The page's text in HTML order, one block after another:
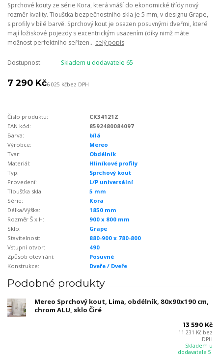
Sprchové kouty ze série Kora, která vnáší do ekonomické třídy nový
rozměr kvality. Tloušťka bezpečnostního skla je 5 mm, v designu Grape,
s profily v bílé barvě. Sprchový kout je osazen posuvnými dveřmi, které
mají ložiskové pojezdy s excentrickým usazením (díky nimž máte
možnost perfektního seřízen... celý popis
Dostupnost Skladem u dodavatele 65
7 290 Kč6 025 Kčbez DPH
Číslo produktu:
CK34121Z
EAN kód:
8592480084097
Barva:
bílá
Výrobce:
Mereo
Tvar:
Obdélník
Materiál:
Hliníkové profily
Typ:
Sprchový kout
Provedení:
L/P universální
Tloušťka skla:
5 mm
Série:
Kora
Délka/Výška:
1850 mm
Rozměr Š x H:
900 x 800 mm
Sklo:
Grape
Stavitelnost:
880-900 x 780-800
Vstupní otvor:
490
Způsob otevírání:
Posuvné
Konstrukce:
Dveře / Dveře
Podobné produkty
Mereo Sprchový kout, Lima, obdélník, 80x90x190 cm,
chrom ALU, sklo Čiré
13 590 Kč
11 231 Kč bez
DPH
Skladem u
dodavatele 5